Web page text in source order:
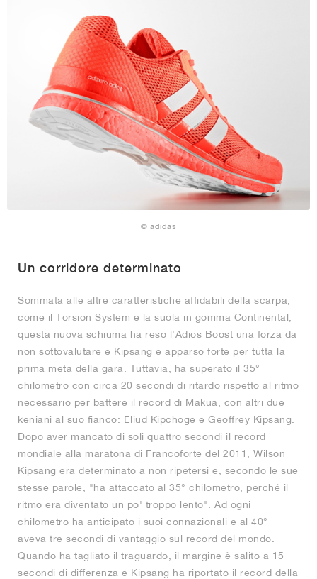
© adidas
Un corridore determinato
Sommata alle altre caratteristiche affidabili della scarpa,
come il Torsion System e la suola in gomma Continental,
questa nuova schiuma ha reso l'Adios Boost una forza da
non sottovalutare e Kipsang è apparso forte per tutta la
prima metà della gara. Tuttavia, ha superato il 35°
chilometro con circa 20 secondi di ritardo rispetto al ritmo
necessario per battere il record di Makua, con altri due
keniani al suo fianco: Eliud Kipchoge e Geoffrey Kipsang.
Dopo aver mancato di soli quattro secondi il record
mondiale alla maratona di Francoforte del 2011, Wilson
Kipsang era determinato a non ripetersi e, secondo le sue
stesse parole, "ha attaccato al 35° chilometro, perché il
ritmo era diventato un po' troppo lento". Ad ogni
chilometro ha anticipato i suoi connazionali e al 40°
aveva tre secondi di vantaggio sul record del mondo.
Quando ha tagliato il traguardo, il margine è salito a 15
secondi di differenza e Kipsang ha riportato il record della